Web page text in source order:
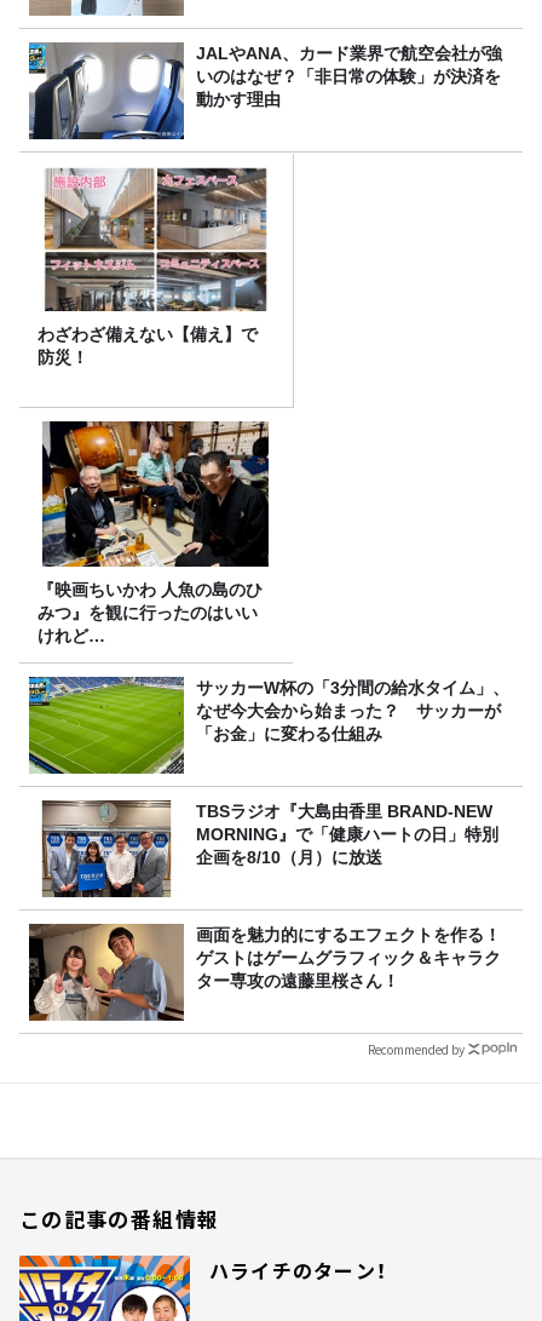
JALやANA、カード業界で航空会社が強
いのはなぜ？「非日常の体験」が決済を
動かす理由
わざわざ備えない【備え】で
防災！
『映画ちいかわ 人魚の島のひ
みつ』を観に行ったのはいい
けれど…
サッカーW杯の「3分間の給水タイム」、
なぜ今大会から始まった？ サッカーが
「お金」に変わる仕組み
TBSラジオ『大島由香里 BRAND-NEW
MORNING』で「健康ハートの日」特別
企画を8/10（月）に放送
画面を魅力的にするエフェクトを作る！
ゲストはゲームグラフィック＆キャラク
ター専攻の遠藤里桜さん！
Recommended by
この記事の番組情報
ハライチのターン！